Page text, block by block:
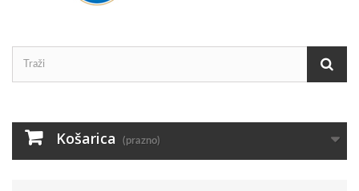
Košarica (prazno)